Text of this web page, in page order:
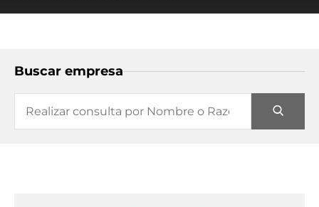
Buscar empresa